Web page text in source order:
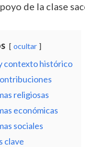
de la clase
ocultar
contexto histórico
religiosas
económicas
sociales
clave